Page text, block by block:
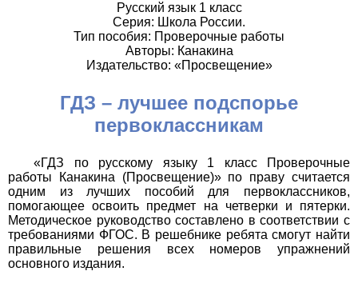
Русский язык 1 класс
Серия: Школа России.
Тип пособия: Проверочные работы
Авторы: Канакина
Издательство: «Просвещение»
ГДЗ – лучшее подспорье
первоклассникам
«ГДЗ по русскому языку 1 класс Проверочные
работы Канакина (Просвещение)» по праву считается
одним из лучших пособий для первоклассников,
помогающее освоить предмет на четверки и пятерки.
Методическое руководство составлено в соответствии с
требованиями ФГОС. В решебнике ребята смогут найти
правильные решения всех номеров упражнений
основного издания.